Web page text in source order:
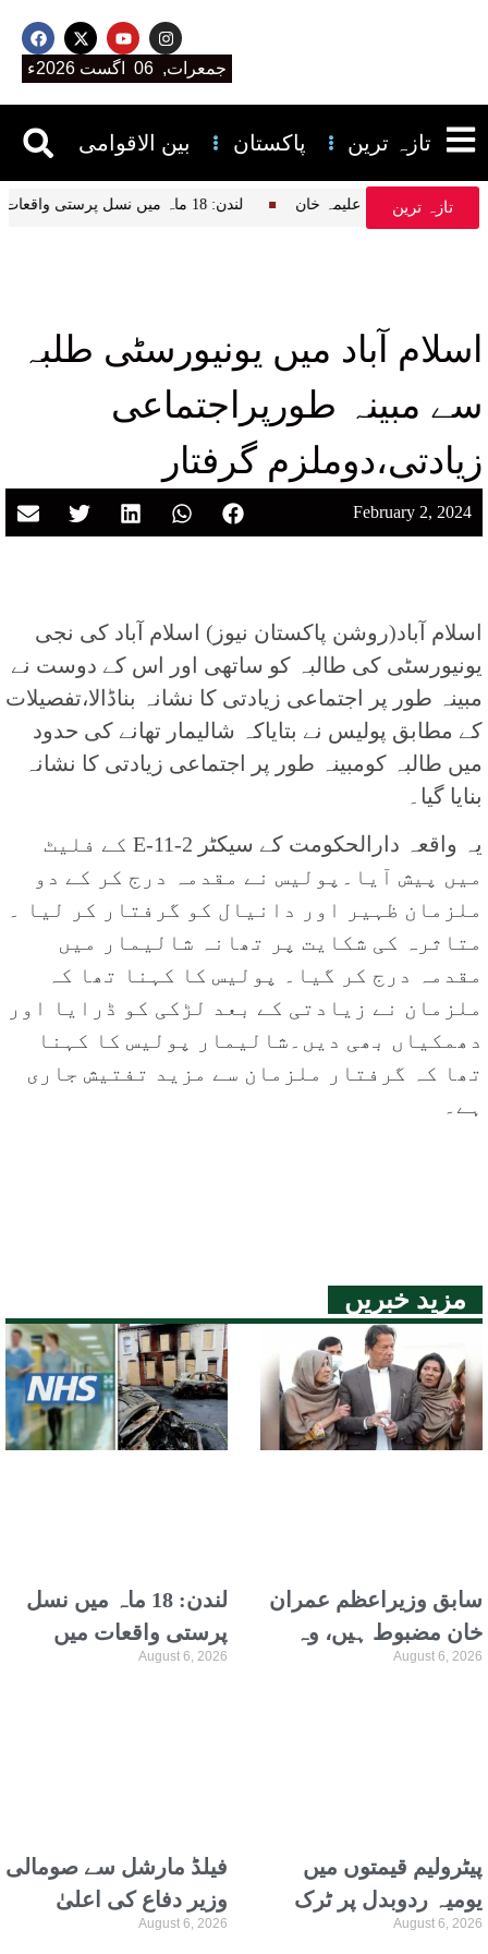
جمعرات, 06 اگست 2026ء
بین الاقوامی پاکستان تازہ ترین
تازہ ترین لندن: 18 ماہ میں نسل پرستی واقعات میں نمایاں اضافہ، نیشنل ہیلتھ سروس کا انکشاف قرآن پڑھتے ہیں، علیمہ خان
اسلام آباد میں یونیورسٹی طلبہ
سے مبینہ طورپراجتماعی
زیادتی،دوملزم گرفتار
February 2, 2024
اسلام آباد(روشن پاکستان نیوز) اسلام آباد کی نجی
یونیورسٹی کی طالبہ کو ساتھی اور اس کے دوست نے
مبینہ طور پر اجتماعی زیادتی کا نشانہ بناڈالا،تفصیلات
کے مطابق پولیس نے بتایاکہ شالیمار تھانے کی حدود
میں طالبہ کومبینہ طور پر اجتماعی زیادتی کا نشانہ
بنایا گیا۔
یہ واقعہ دارالحکومت کے سیکٹر E-11-2 کے فلیٹ
میں پیش آیا۔پولیس نے مقدمہ درج کر کے دو
ملزمان ظہیر اور دانیال کو گرفتار کر لیا ۔
متاثرہ کی شکایت پر تھانہ شالیمار میں
مقدمہ درج کر گیا۔ پولیس کا کہنا تھا کہ
ملزمان نے زیادتی کے بعد لڑکی کو ڈرایا اور
دھمکیاں بھی دیں۔شالیمار پولیس کا کہنا
تھا کہ گرفتار ملزمان سے مزید تفتیش جاری
ہے۔
مزید خبریں
لندن: 18 ماہ میں نسل
پرستی واقعات میں
نمایاں اضافہ، نیشنل
August 6, 2026
سابق وزیراعظم عمران
خان مضبوط ہیں، وہ
ترجمہ و تفسیر قرآن
August 6, 2026
فیلڈ مارشل سے صومالی
وزیر دفاع کی اعلیٰ
سطح وفد کیساتھ
August 6, 2026
پیٹرولیم قیمتوں میں
یومیہ ردوبدل پر ٹرک
نہیں چلاسکتے، گڈز
August 6, 2026